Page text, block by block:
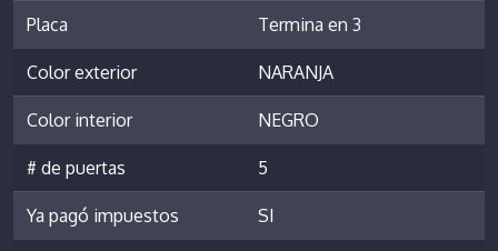
Placa Termina en 3
Color exterior NARANJA
Color interior NEGRO
# de puertas 5
Ya pagó impuestos SI